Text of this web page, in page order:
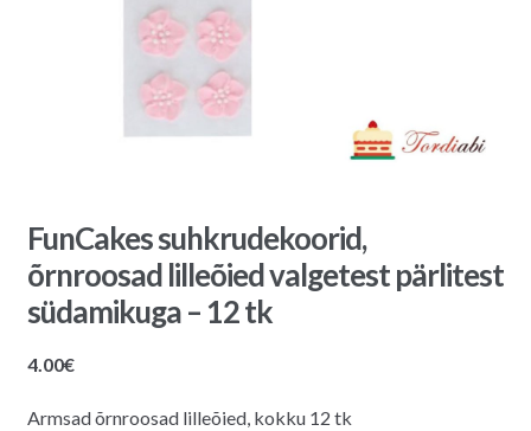
FunCakes suhkrudekoorid,
õrnroosad lilleõied valgetest pärlitest
südamikuga – 12 tk
4.00€
Armsad õrnroosad lilleõied, kokku 12 tk